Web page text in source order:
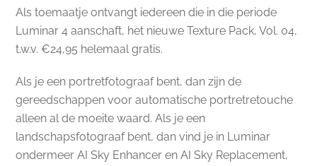
Als toemaatje ontvangt iedereen die in die periode
Luminar 4 aanschaft, het nieuwe Texture Pack, Vol. 04,
t.w.v. €24,95 helemaal gratis.
Als je een portretfotograaf bent, dan zijn de
gereedschappen voor automatische portretretouche
alleen al de moeite waard. Als je een
landschapsfotograaf bent, dan vind je in Luminar
ondermeer AI Sky Enhancer en AI Sky Replacement,